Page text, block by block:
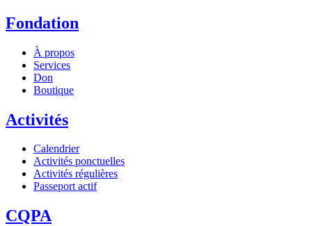
Fondation
À propos
Services
Don
Boutique
Activités
Calendrier
Activités ponctuelles
Activités régulières
Passeport actif
CQPA